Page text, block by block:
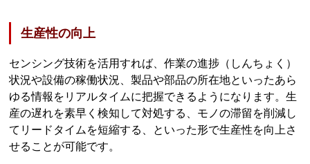
生産性の向上
センシング技術を活用すれば、作業の進捗（しんちょく）
状況や設備の稼働状況、製品や部品の所在地といったあら
ゆる情報をリアルタイムに把握できるようになります。生
産の遅れを素早く検知して対処する、モノの滞留を削減し
てリードタイムを短縮する、といった形で生産性を向上さ
せることが可能です。